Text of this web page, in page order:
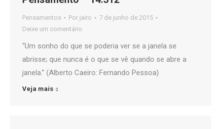
Pensamentos Por jairo
7 de junho de 2015
Deixe um comentário
“Um sonho do que se poderia ver se a janela se
abrisse; que nunca é o que se vê quando se abre a
janela.” (Alberto Caeiro: Fernando Pessoa)
Veja mais